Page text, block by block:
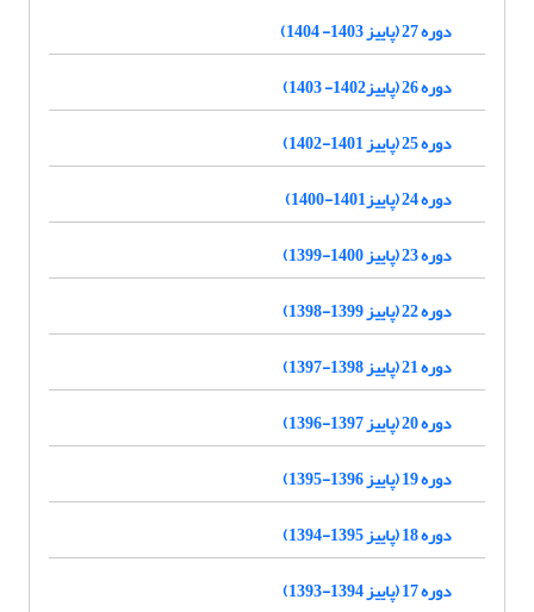
دوره 27 (پاییز 1403- 1404)
دوره 26 (پاییز1402- 1403)
دوره 25 (پاییز 1401-1402)
دوره 24 (پاییز1401-1400)
دوره 23 (پاییز 1400-1399)
دوره 22 (پاییز 1399-1398)
دوره 21 (پاییز 1398-1397)
دوره 20 (پاییز 1397-1396)
دوره 19 (پاییز 1396-1395)
دوره 18 (پاییز 1395-1394)
دوره 17 (پاییز 1394-1393)